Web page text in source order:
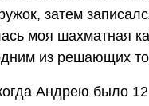
затем
моя шахматная
из решающих
Андрею было 12